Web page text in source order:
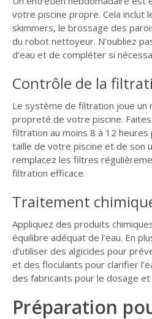
votre piscine propre. Cela inclut
skimmers, le brossage des
du robot nettoyeur. N’oubliez
d’eau et de compléter si
Contrôle de la
Le système de filtration joue un
propreté de votre piscine.
filtration au moins 8 à 12
taille de votre piscine et de son
remplacez les filtres
filtration efficace.
Traitement
Appliquez des produits
équilibre adéquat de l’eau. En
d’utiliser des algicides pour
et des floculants pour clarifier
des fabricants pour le dosage et
Préparation